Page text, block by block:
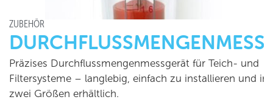
ZUBEHÖR
Präzises Durchflussmengenmessgerät für Teich- und
Filtersysteme – langlebig, einfach zu installieren und in
zwei Größen erhältlich.